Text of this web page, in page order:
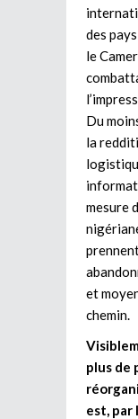
des
le
Du
la
mesure
et
chemin.
plus de
est, par